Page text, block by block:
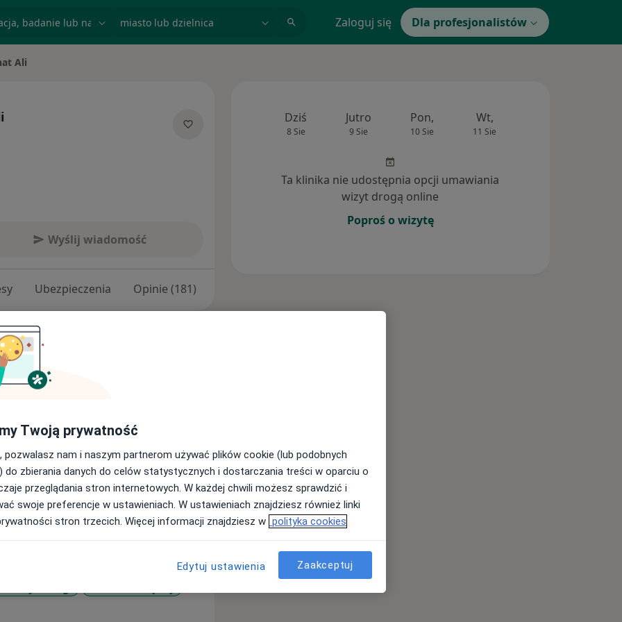
Zaloguj się Dla profesjonalistów
Ali
Wyślij wiadomość
Ubezpieczenia Opinie (181)
Instytutu Stomatologii Collegium
Stale poszerzam swoje
stomatologicznych. Specjalizuje
zębów "mądrości", w
protetyce.Wykonując zabiegi
Dziś
8 Sie
Jutro
9 Sie
Pon,
10 Sie
Wt,
11 Sie
Ta klinika nie udostępnia opcji umawiania
wizyt drogą online
Poproś o wizytę
Twoją prywatność
pozwalasz nam i naszym partnerom używać plików cookie (lub podobnych
do zbierania danych do celów statystycznych i dostarczania treści w oparciu o
przeglądania stron internetowych. W każdej chwili możesz sprawdzić i
swoje preferencje w ustawieniach. W ustawieniach znajdziesz również linki
stron trzecich. Więcej informacji znajdziesz w polityka cookies
Edytuj ustawienia Zaakceptuj